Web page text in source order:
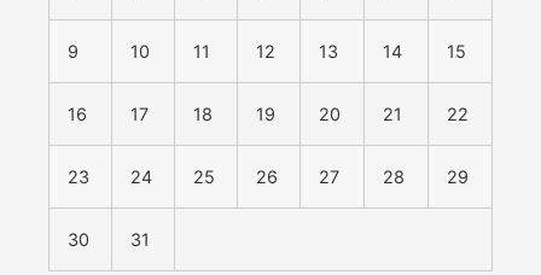
9 10 11 12 13 14 15
16 17 18 19 20 21 22
23 24 25 26 27 28 29
30 31